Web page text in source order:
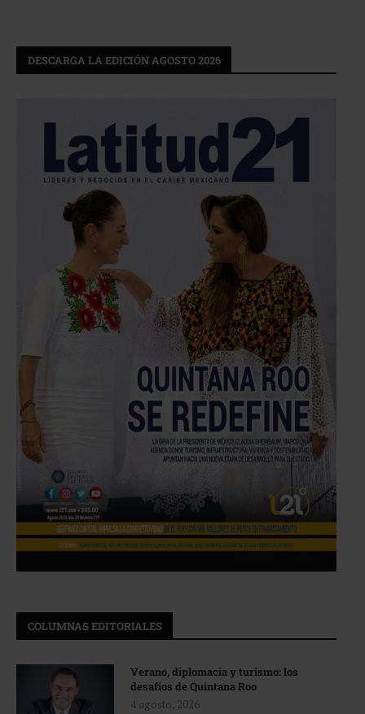
DESCARGA LA EDICIÓN AGOSTO 2026
COLUMNAS EDITORIALES
Verano, diplomacia y turismo: los
desafíos de Quintana Roo
4 agosto, 2026